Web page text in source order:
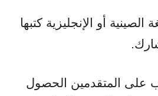
الصينية أو الإنجليزية كتبها
على المتقدمين الحصول